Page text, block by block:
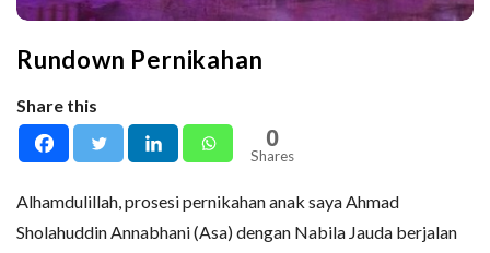
Rundown Pernikahan
Share this
0
Shares
Alhamdulillah, prosesi pernikahan anak saya Ahmad
Sholahuddin Annabhani (Asa) dengan Nabila Jauda berjalan